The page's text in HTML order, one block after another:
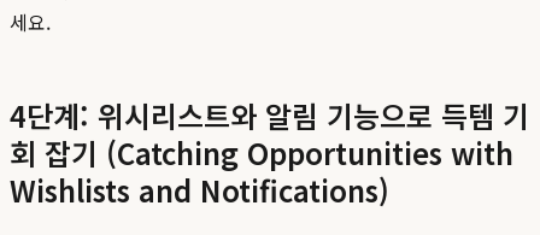
세요.
4단계: 위시리스트와 알림 기능으로 득템 기
회 잡기 (Catching Opportunities with
Wishlists and Notifications)